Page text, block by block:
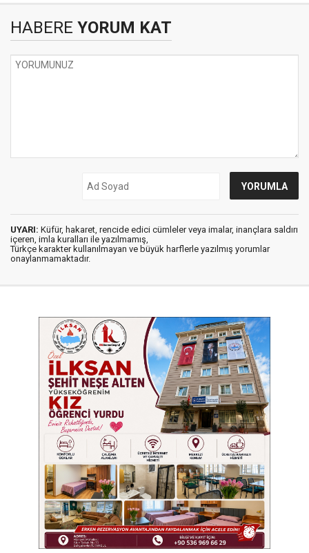
HABERE YORUM KAT
UYARI: Küfür, hakaret, rencide edici cümleler veya imalar, inançlara saldırı
içeren, imla kuralları ile yazılmamış,
Türkçe karakter kullanılmayan ve büyük harflerle yazılmış yorumlar
onaylanmamaktadır.